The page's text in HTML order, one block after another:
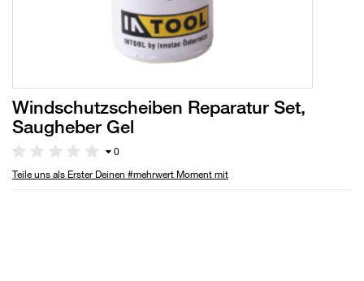
Windschutzscheiben Reparatur Set,
Saugheber Gel
0
Teile uns als Erster Deinen #mehrwert Moment mit